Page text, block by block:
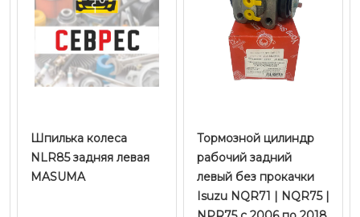
Шпилька колеса
NLR85 задняя левая
MASUMA
Тормозной цилиндр
рабочий задний
левый без прокачки
Isuzu NQR71 | NQR75 |